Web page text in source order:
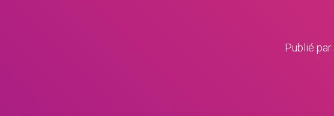
Publié par